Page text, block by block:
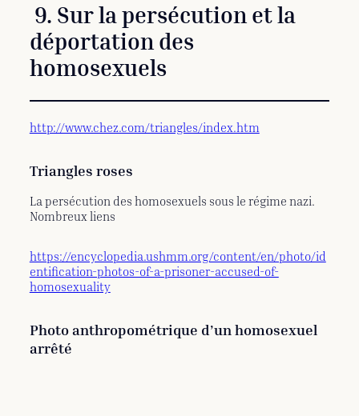
9. Sur la persécution et la
déportation des
homosexuels
http://www.chez.com/triangles/index.htm
Triangles roses
La persécution des homosexuels sous le régime nazi.
Nombreux liens
https://encyclopedia.ushmm.org/content/en/photo/id
entification-photos-of-a-prisoner-accused-of-
homosexuality
Photo anthropométrique d’un homosexuel
arrêté